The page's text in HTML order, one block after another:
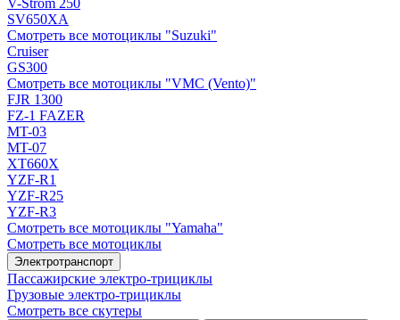
V-Strom 250
SV650XA
Смотреть все мотоциклы "Suzuki"
Cruiser
GS300
Смотреть все мотоциклы "VMC (Vento)"
FJR 1300
FZ-1 FAZER
MT-03
MT-07
XT660X
YZF-R1
YZF-R25
YZF-R3
Смотреть все мотоциклы "Yamaha"
Смотреть все мотоциклы
Электротранспорт
Пассажирские электро‑трициклы
Грузовые электро‑трициклы
Смотреть все скутеры